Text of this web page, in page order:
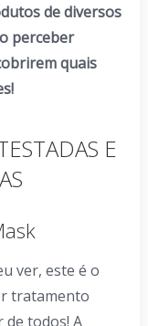
de diversos
perceber
quais
E
ver, este é o
tratamento
de todos! A